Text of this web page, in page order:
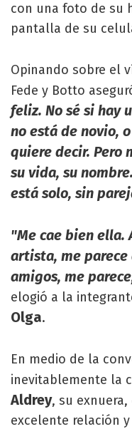
con una foto de su
pantalla de su
Opinando sobre el
Fede y Botto
feliz. No sé si hay
no está de novio,
quiere decir. Pero
su vida, su
está solo, sin
"Me cae bien ella.
artista, me parece
amigos, me
elogió a la
Olga.
En medio de la
inevitablemente la
Aldrey, su
excelente relación